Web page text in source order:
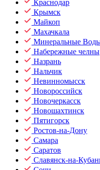
Краснодар
Крымск
Майкоп
Махачкала
Минеральные
Набережные челны
Назрань
Нальчик
Невинномысск
Новороссийск
Новочеркасск
Новошахтинск
Пятигорск
Ростов-на-Дону
Самара
Саратов
Славянск-на-